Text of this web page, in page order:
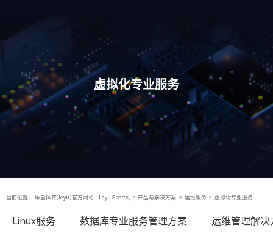
虚拟化专业服务
当前位置： 乐鱼体育(leyu)官方网站 - Leyu Sports, > 产品与解决方案 > 运维服务 > 虚拟化专业服务
Linux服务 数据库专业服务管理方案 运维管理解决